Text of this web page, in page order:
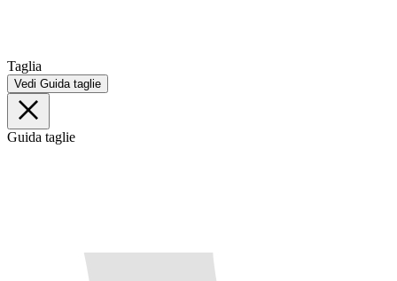
Taglia
Vedi Guida taglie
Guida taglie